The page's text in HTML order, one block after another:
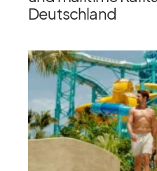
Deutschland